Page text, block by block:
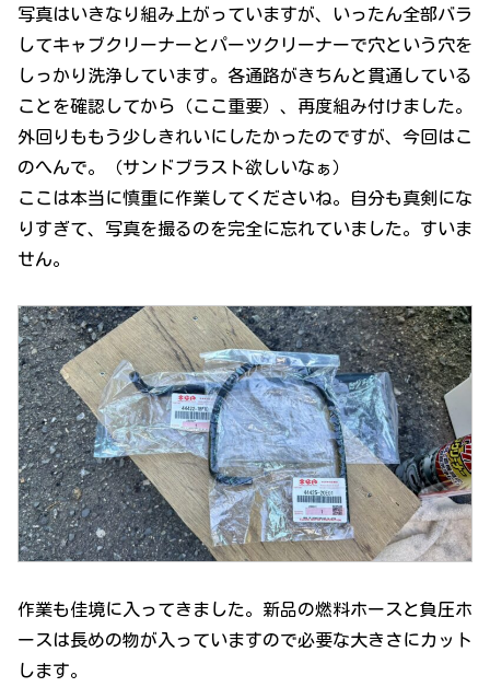
写真はいきなり組み上がっていますが、いったん全部バラ
してキャブクリーナーとパーツクリーナーで穴という穴を
しっかり洗浄しています。各通路がきちんと貫通している
ことを確認してから（ここ重要）、再度組み付けました。
外回りももう少しきれいにしたかったのですが、今回はこ
のへんで。（サンドブラスト欲しいなぁ）
ここは本当に慎重に作業してくださいね。自分も真剣にな
りすぎて、写真を撮るのを完全に忘れていました。すいま
せん。
作業も佳境に入ってきました。新品の燃料ホースと負圧ホ
ースは長めの物が入っていますので必要な大きさにカット
します。